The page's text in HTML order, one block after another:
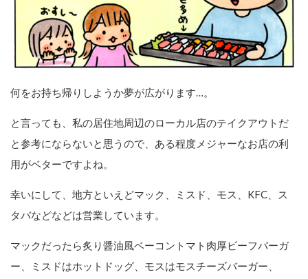
何をお持ち帰りしようか夢が広がります…。
と言っても、私の居住地周辺のローカル店のテイクアウトだ
と参考にならないと思うので、ある程度メジャーなお店の利
用がベターですよね。
幸いにして、地方といえどマック、ミスド、モス、KFC、ス
タバなどなどは営業しています。
マックだったら炙り醤油風ベーコントマト肉厚ビーフバーガ
ー、ミスドはホットドッグ、モスはモスチーズバーガー、